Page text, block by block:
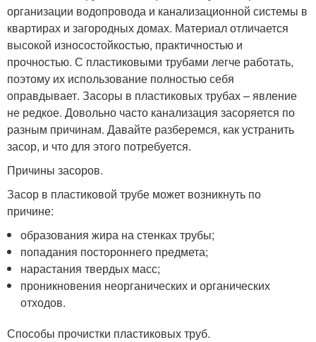
организации водопровода и канализационной системы в
квартирах и загородных домах. Материал отличается
высокой износостойкостью, практичностью и
прочностью. С пластиковыми трубами легче работать,
поэтому их использование полностью себя
оправдывает. Засоры в пластиковых трубах – явление
не редкое. Довольно часто канализация засоряется по
разным причинам. Давайте разберемся, как устранить
засор, и что для этого потребуется.
Причины засоров.
Засор в пластиковой трубе может возникнуть по
причине:
образования жира на стенках трубы;
попадания постороннего предмета;
нарастания твердых масс;
проникновения неорганических и органических
отходов.
Способы прочистки пластиковых труб.